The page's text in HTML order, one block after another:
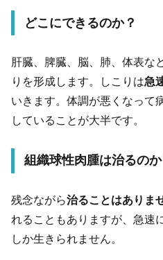
どこにできるのか？
肝臓、脾臓、脳、肺、体表な
りを形成します。しこりは急
いきます。体調が悪くなって
していることが大半です。
組織球性肉腫は治るのか
残念ながら治ることはありま
れることもありますが、急速
しか生きられません。